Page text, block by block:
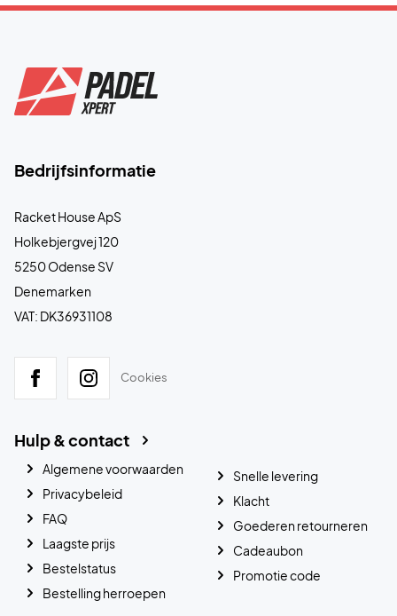
Bedrijfsinformatie
Racket House ApS
Holkebjergvej 120
5250 Odense SV
Denemarken
VAT: DK36931108
Cookies
Hulp & contact
Algemene voorwaarden
Privacybeleid
FAQ
Laagste prijs
Bestelstatus
Bestelling herroepen
Snelle levering
Klacht
Goederen retourneren
Cadeaubon
Promotie code